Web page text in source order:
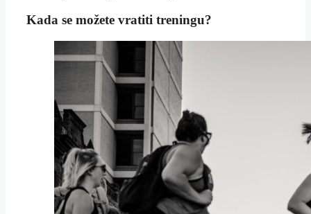
Kada se možete vratiti treningu?